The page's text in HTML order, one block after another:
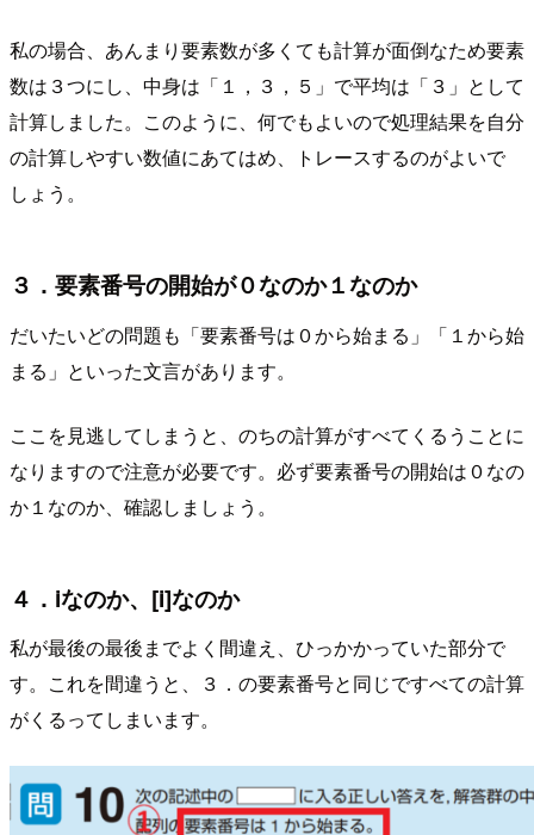
私の場合、あんまり要素数が多くても計算が面倒なため要素
数は３つにし、中身は「１，３，５」で平均は「３」として
計算しました。このように、何でもよいので処理結果を自分
の計算しやすい数値にあてはめ、トレースするのがよいで
しょう。
３．要素番号の開始が０なのか１なのか
だいたいどの問題も「要素番号は０から始まる」「１から始
まる」といった文言があります。
ここを見逃してしまうと、のちの計算がすべてくるうことに
なりますので注意が必要です。必ず要素番号の開始は０なの
か１なのか、確認しましょう。
４．iなのか、[i]なのか
私が最後の最後までよく間違え、ひっかかっていた部分で
す。これを間違うと、３．の要素番号と同じですべての計算
がくるってしまいます。